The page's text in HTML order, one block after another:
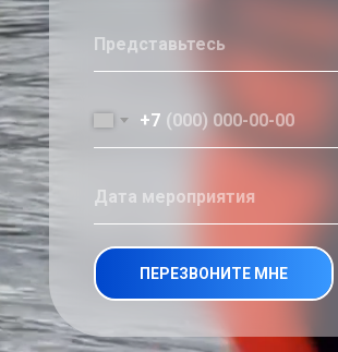
+7
ПЕРЕЗВОНИТЕ МНЕ